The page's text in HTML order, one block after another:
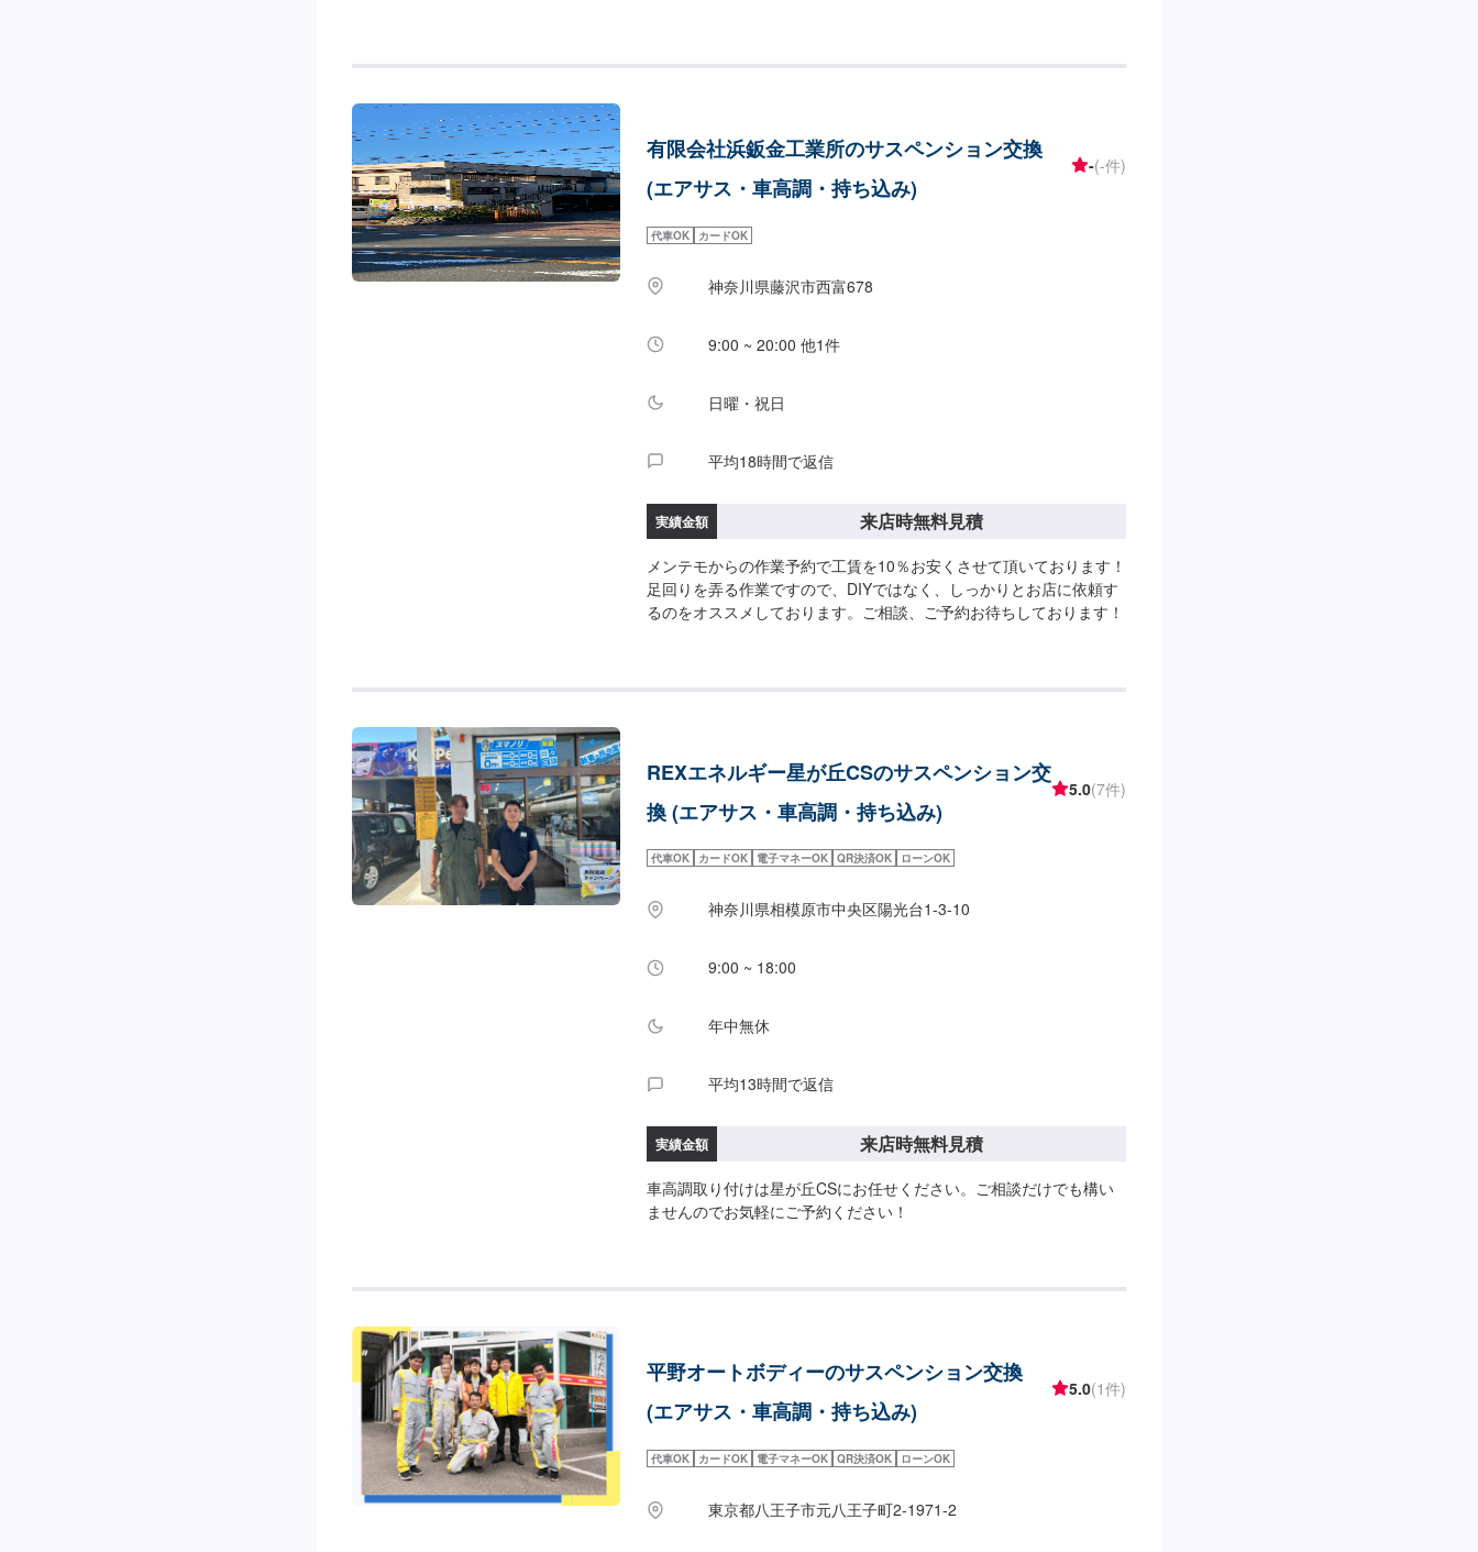
有限会社浜鈑金工業所のサスペンション交換
(エアサス・車高調・持ち込み)
-(-件)
代車OK カードOK
神奈川県藤沢市西富678
9:00 ~ 20:00 他1件
日曜・祝日
平均18時間で返信
実績金額 来店時無料見積
メンテモからの作業予約で工賃を10％お安くさせて頂いております！
足回りを弄る作業ですので、DIYではなく、しっかりとお店に依頼す
るのをオススメしております。ご相談、ご予約お待ちしております！
REXエネルギー星が丘CSのサスペンション交
換 (エアサス・車高調・持ち込み)
5.0(7件)
代車OK カードOK 電子マネーOK QR決済OK ローンOK
神奈川県相模原市中央区陽光台1-3-10
9:00 ~ 18:00
年中無休
平均13時間で返信
実績金額 来店時無料見積
車高調取り付けは星が丘CSにお任せください。ご相談だけでも構い
ませんのでお気軽にご予約ください！
平野オートボディーのサスペンション交換
(エアサス・車高調・持ち込み)
5.0(1件)
代車OK カードOK 電子マネーOK QR決済OK ローンOK
東京都八王子市元八王子町2-1971-2